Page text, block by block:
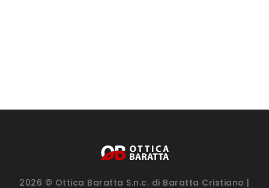
2026 © Ottica Baratta S.n.c. di Baratta Cristiano |